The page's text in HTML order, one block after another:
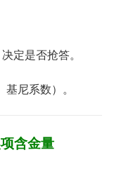
定是否抢答。
尼系数）。
含金量